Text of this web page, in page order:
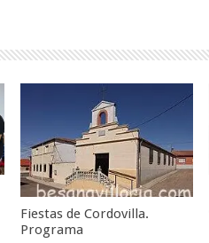
Fiestas de Cordovilla.
Programa